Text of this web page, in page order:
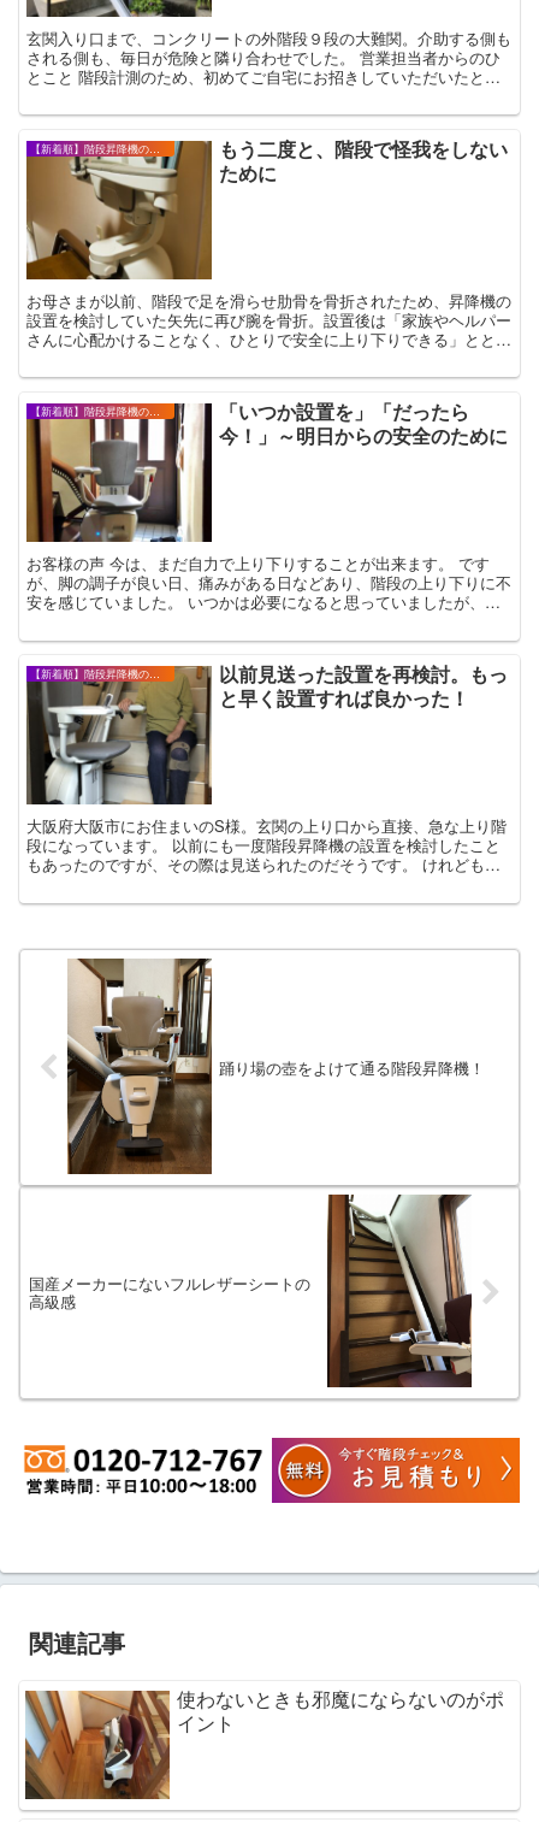
玄関入り口まで、コンクリートの外階段９段の大難関。介助する側も
される側も、毎日が危険と隣り合わせでした。 営業担当者からのひ
とこと 階段計測のため、初めてご自宅にお招きしていただいたと
【新着順】階段昇降機の設置事例・お客様の声
もう二度と、階段で怪我をしない
ために
お母さまが以前、階段で足を滑らせ肋骨を骨折されたため、昇降機の
設置を検討していた矢先に再び腕を骨折。設置後は「家族やヘルパー
さんに心配かけることなく、ひとりで安全に上り下りできる」ととて
【新着順】階段昇降機の設置事例・お客様の声
「いつか設置を」「だったら
今！」～明日からの安全のために
お客様の声 今は、まだ自力で上り下りすることが出来ます。 です
が、脚の調子が良い日、痛みがある日などあり、階段の上り下りに不
安を感じていました。 いつかは必要になると思っていましたが、ど
【新着順】階段昇降機の設置事例・お客様の声
以前見送った設置を再検討。もっ
と早く設置すれば良かった！
大阪府大阪市にお住まいのS様。玄関の上り口から直接、急な上り階
段になっています。 以前にも一度階段昇降機の設置を検討したこと
もあったのですが、その際は見送られたのだそうです。 けれども、
踊り場の壺をよけて通る階段昇降機！
国産メーカーにないフルレザーシートの
高級感
関連記事
使わないときも邪魔にならないのがポ
イント